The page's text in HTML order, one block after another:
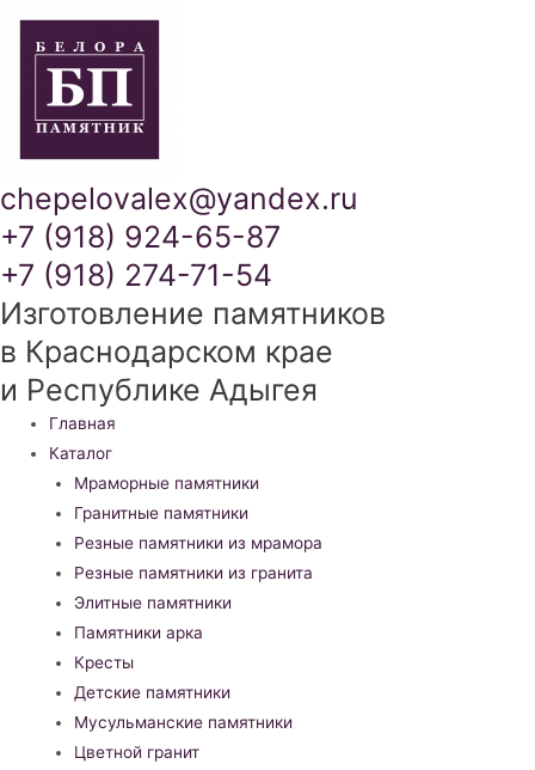
chepelovalex@yandex.ru
+7 (918) 924-65-87
+7 (918) 274-71-54
Изготовление памятников
в Краснодарском крае
и Республике Адыгея
Меню
Главная
Каталог
Мраморные памятники
Гранитные памятники
Резные памятники из мрамора
Резные памятники из гранита
Элитные памятники
Памятники арка
Кресты
Детские памятники
Мусульманские памятники
Цветной гранит